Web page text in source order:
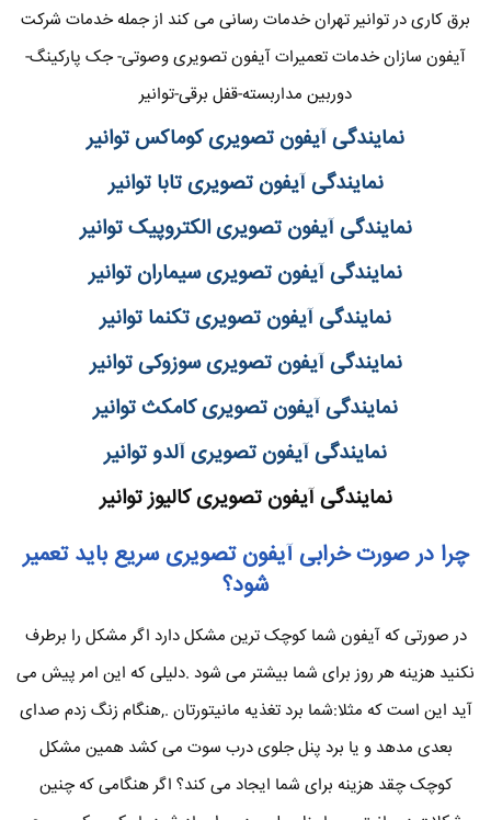
برق کاری در توانیر تهران خدمات رسانی می کند از جمله خدمات شرکت
آیفون سازان خدمات تعمیرات آیفون تصویری وصوتی- جک پارکینگ-
دوربین مداربسته-قفل برقی-توانیر
نمایندگی آیفون تصویری کوماکس توانیر
نمایندگی آیفون تصویری تابا توانیر
نمایندگی آیفون تصویری الکتروپیک توانیر
نمایندگی آیفون تصویری سیماران توانیر
نمایندگی آیفون تصویری تکنما توانیر
نمایندگی آیفون تصویری سوزوکی توانیر
نمایندگی آیفون تصویری کامکث توانیر
نمایندگی آیفون تصویری آلدو توانیر
نمایندگی آیفون تصویری کالیوز توانیر
چرا در صورت خرابی آیفون تصویری سریع باید تعمیر
شود؟
در صورتی که آیفون شما کوچک ترین مشکل دارد اگر مشکل را برطرف
نکنید هزینه هر روز برای شما بیشتر می شود .دلیلی که این امر پیش می
آید این است که مثلا:شما برد تغذیه مانیتورتان .,هنگام زنگ زدم صدای
بعدی مدهد و یا برد پنل جلوی درب سوت می کشد همین مشکل
کوچک چقد هزینه برای شما ایجاد می کند؟ اگر هنگامی که چنین